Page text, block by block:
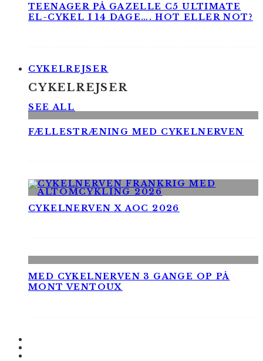
TEENAGER PÅ GAZELLE C5 ULTIMATE
EL-CYKEL I 14 DAGE…. HOT ELLER NOT?
CYKELREJSER
CYKELREJSER
SEE ALL
FÆLLESTRÆNING MED CYKELNERVEN
CYKELNERVEN X AOC 2026
MED CYKELNERVEN 3 GANGE OP PÅ
MONT VENTOUX